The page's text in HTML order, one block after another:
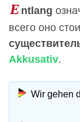
E ntlang
всего оно
Akkusativ.
Wir gehen